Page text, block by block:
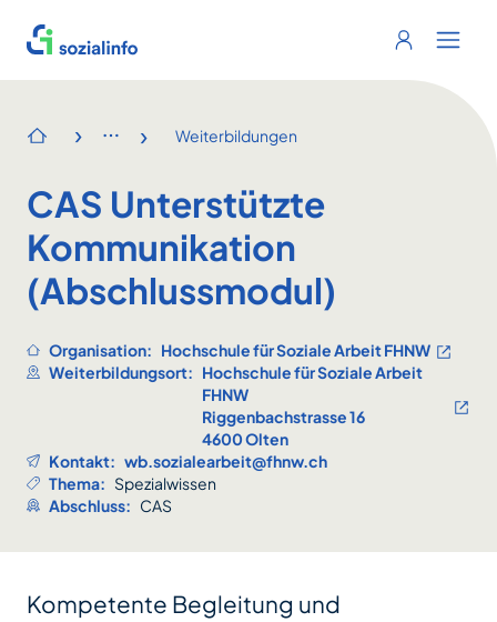
Sozialinfo
Login
Startseite
› › Weiterbildungen
CAS Unterstützte
Kommunikation
(Abschlussmodul)
Organisation: Hochschule für Soziale Arbeit FHNW
Weiterbildungsort: Hochschule für Soziale Arbeit
FHNW
Riggenbachstrasse 16
4600 Olten
Kontakt: wb.sozialearbeit@fhnw.ch
Thema: Spezialwissen
Abschluss: CAS
Kompetente Begleitung und